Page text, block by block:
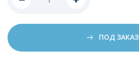
ПОД ЗАКАЗ